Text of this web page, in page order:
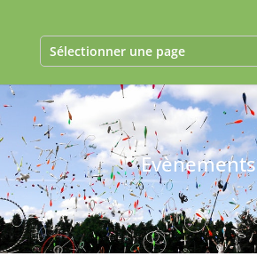
Sélectionner une page
Evènements